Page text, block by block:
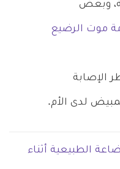
وبعض
موت الرضيع
الإصابة
لدى الأم.
الطبيعية أثناء